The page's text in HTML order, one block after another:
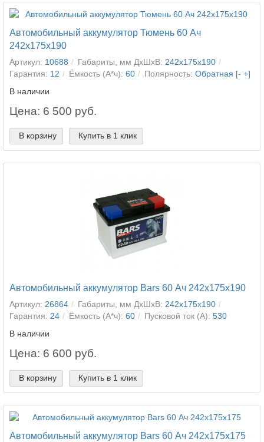
Автомобильный аккумулятор Тюмень 60 Ач
242x175x190
Артикул: 10688 Габариты, мм ДхШхВ: 242x175x190
Гарантия: 12 Ёмкость (А*ч): 60 Полярность: Обратная [- +]
В наличии
Цена: 6 500 руб.
В корзину Купить в 1 клик
Автомобильный аккумулятор Bars 60 Ач 242x175x190
Артикул: 26864 Габариты, мм ДхШхВ: 242x175x190
Гарантия: 24 Ёмкость (А*ч): 60 Пусковой ток (А): 530
В наличии
Цена: 6 600 руб.
В корзину Купить в 1 клик
Автомобильный аккумулятор Bars 60 Ач 242x175x175